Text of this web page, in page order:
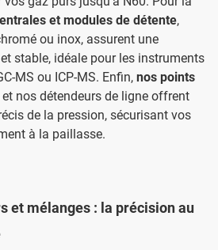
et modules de détente,
ou inox, assurent une
stable, idéale pour les instruments
MS ou ICP-MS. Enfin, nos points
nos détendeurs de ligne offrent
de la pression, sécurisant vos
à la paillasse.
et mélanges : la précision au